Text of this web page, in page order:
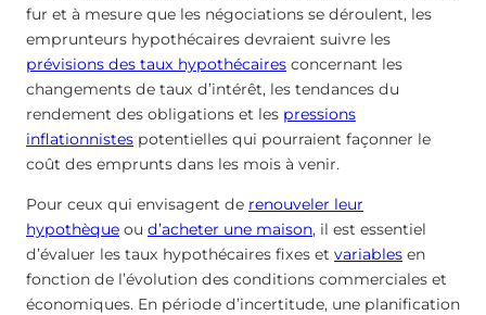
fur et à mesure que les négociations se déroulent, les
emprunteurs hypothécaires devraient suivre les
prévisions des taux hypothécaires concernant les
changements de taux d’intérêt, les tendances du
rendement des obligations et les pressions
inflationnistes potentielles qui pourraient façonner le
coût des emprunts dans les mois à venir.
Pour ceux qui envisagent de renouveler leur
hypothèque ou d’acheter une maison, il est essentiel
d’évaluer les taux hypothécaires fixes et variables en
fonction de l’évolution des conditions commerciales et
économiques. En période d’incertitude, une planification